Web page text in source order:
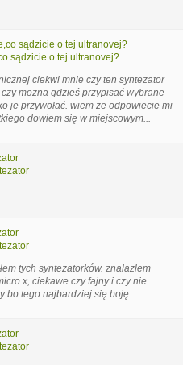
sądzicie o tej ultranovej?
sądzicie o tej ultranovej?
ciekwi mnie czy ten syntezator
można gdzieś przypisać wybrane
je przywołać. wiem że odpowiecie mi
dowiem się w miejscowym...
tych syntezatorków. znalazłem
x, ciekawe czy fajny i czy nie
bo tego najbardziej się boję.